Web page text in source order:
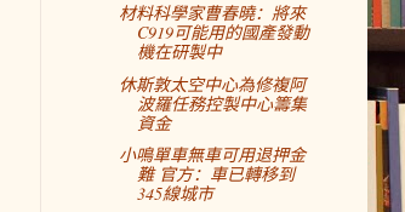
材料科學家曹春曉：將來
C919可能用的國產發動
機在研製中
休斯敦太空中心為修複阿
波羅任務控製中心籌集
資金
小鳴單車無車可用退押金
難 官方：車已轉移到
345線城市